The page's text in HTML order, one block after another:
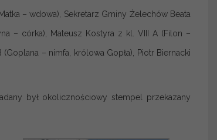
– wdowa), Sekretarz Gminy Żelechów Beata
– córka), Mateusz Kostyra z kl. VIII A (Filon –
– nimfa, królowa Gopła), Piotr Biernacki
był okolicznościowy stempel przekazany